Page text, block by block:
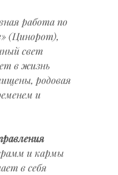
работа по
(Цинорот),
свет
в жизнь
родовая
и
и кармы
в себя